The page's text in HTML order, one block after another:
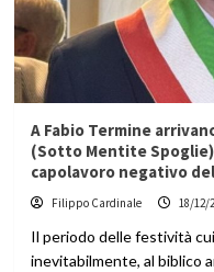
A Fabio Termine
(Sotto Mentite
capolavoro negativo
Filippo Cardinale 18/12/
Il periodo delle festività
inevitabilmente, al biblico